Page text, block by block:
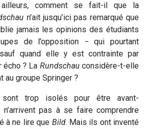
ailleurs, comment se fait-il que la
n’ait jusqu’ici pas remarqué que
jamais les opinions des étudiants
de l’opposition − qui pourtant
sauf quand elle y est contrainte par
écho ? La Rundschau considère-t-elle
au groupe Springer ?
sont trop isolés pour être avant-
pas à se faire comprendre
à ne lire que Bild. Mais ils ont inventé